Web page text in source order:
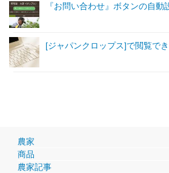
『お問い合わせ』ボタンの自動
[ジャパンクロップス]で閲覧で
農家
商品
農家記事